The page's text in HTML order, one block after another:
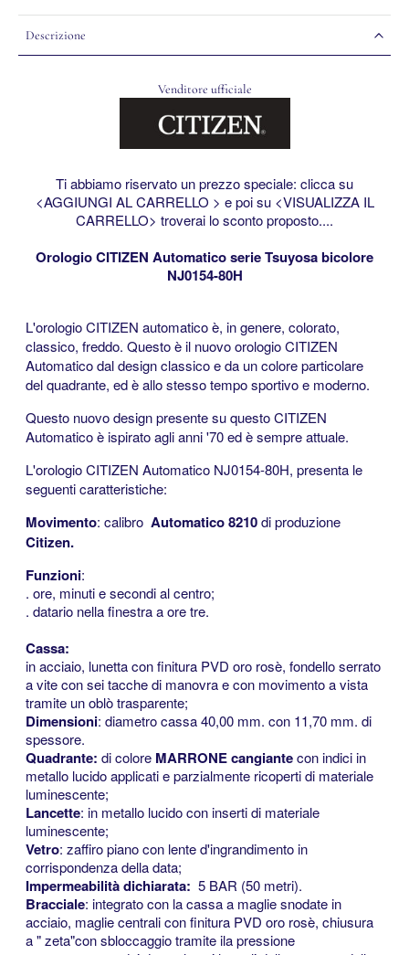
Descrizione
Venditore ufficiale
Ti abbiamo riservato un prezzo speciale: clicca su
<AGGIUNGI AL CARRELLO > e poi su <VISUALIZZA IL
CARRELLO> troverai lo sconto proposto....
Orologio CITIZEN Automatico serie Tsuyosa bicolore
NJ0154-80H
L'orologio CITIZEN automatico è, in genere, colorato,
classico, freddo. Questo èil nuovo orologio CITIZEN
Automatico dal design classico e da un colore particolare
del quadrante, ed è allo stesso tempo sportivo e moderno.
Questo nuovo design presente su questo CITIZEN
Automatico è ispirato agli anni '70 ed è sempre attuale.
L'orologio CITIZEN Automatico NJ0154-80H, presenta le
seguenti caratteristiche:
Movimento: calibro Automatico 8210di produzione
Citizen.
Funzioni:
. ore, minuti e secondi al centro;
. datario nella finestra a ore tre.
Cassa:
in acciaio, lunetta con finitura PVD oro rosè, fondello serrato
a vite con sei tacche di manovra e con movimento a vista
tramite un oblò trasparente;
Dimensioni: diametro cassa 40,00 mm. con 11,70 mm. di
spessore.
Quadrante: di colore MARRONE cangiantecon indici in
metallo lucido applicati e parzialmente ricoperti di materiale
luminescente;
Lancette: in metallo lucido con inserti di materiale
luminescente;
Vetro: zaffiro piano con lente d'ingrandimento in
corrispondenza della data;
Impermeabilità dichiarata: 5 BAR (50 metri).
Bracciale: integrato con la cassa a maglie snodate in
acciaio, maglie centrali con finitura PVD oro rosè, chiusura
a " zeta"con sbloccaggio tramite ila pressione